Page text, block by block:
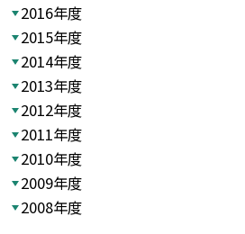
2016年度
2015年度
2014年度
2013年度
2012年度
2011年度
2010年度
2009年度
2008年度